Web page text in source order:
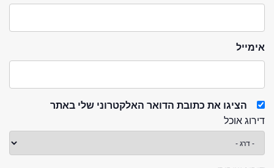
אימייל
הציגו את כתובת הדואר האלקטרוני שלי באתר
דירוג אוכל